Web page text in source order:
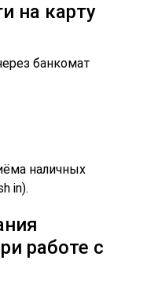
на карту
банкомат
наличных
in).
работе с